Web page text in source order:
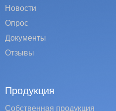
Новости
Опрос
Документы
Отзывы
Продукция
Собственная продукция